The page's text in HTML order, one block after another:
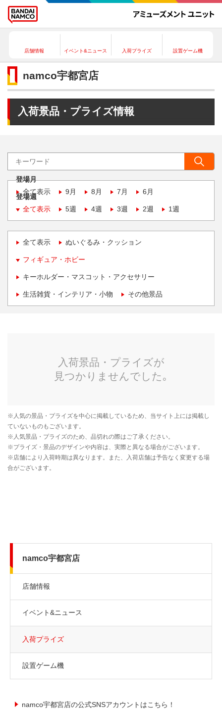
店舗情報 イベント&ニュース 入荷プライズ 設置ゲーム機
namco宇都宮店
入荷景品・プライズ情報
登場月
全て表示
9月 8月 7月 6月
登場週
全て表示
5週 4週 3週 2週 1週
全て表示 ぬいぐるみ・クッション
フィギュア・ホビー
キーホルダー・マスコット・アクセサリー
生活雑貨・インテリア・小物 その他景品
namco宇都宮店
店舗情報
イベント&ニュース
入荷プライズ
設置ゲーム機
namco宇都宮店の公式SNSアカウントはこちら！